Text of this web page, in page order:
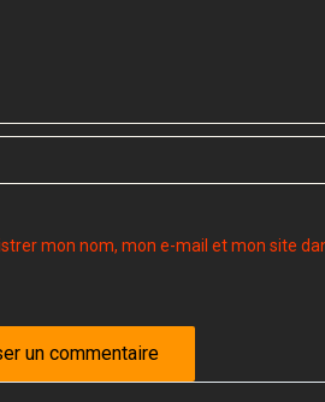
mon nom, mon e-mail et mon site